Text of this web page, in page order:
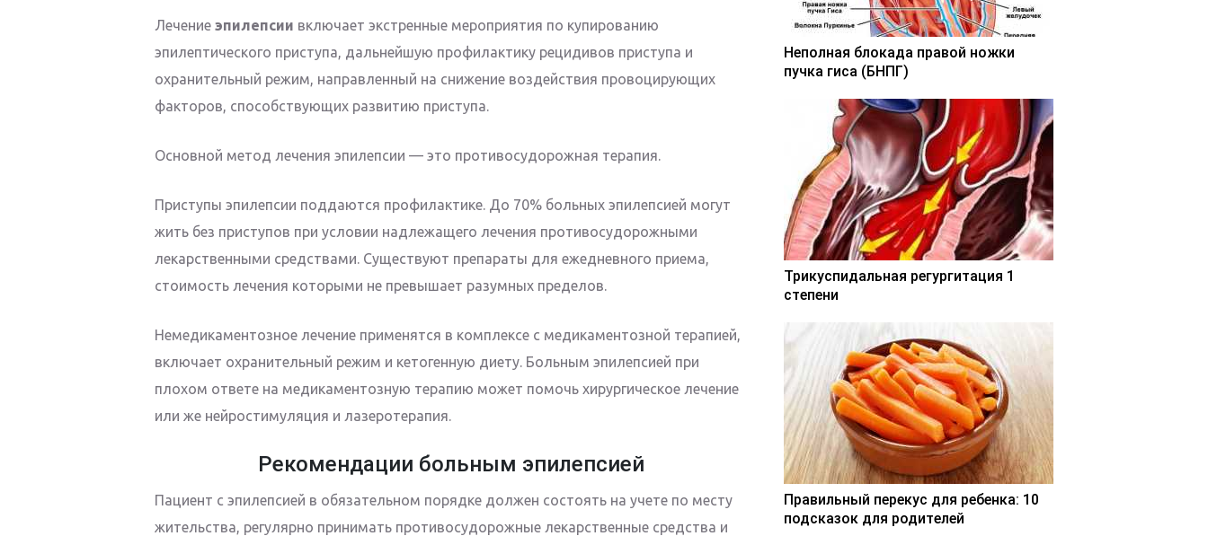
Лечение эпилепсии включает экстренные мероприятия по купированию
эпилептического приступа, дальнейшую профилактику рецидивов приступа и
охранительный режим, направленный на снижение воздействия провоцирующих
факторов, способствующих развитию приступа.
Основной метод лечения эпилепсии — это противосудорожная терапия.
Приступы эпилепсии поддаются профилактике. До 70% больных эпилепсией могут
жить без приступов при условии надлежащего лечения противосудорожными
лекарственными средствами. Существуют препараты для ежедневного приема,
стоимость лечения которыми не превышает разумных пределов.
Немедикаментозное лечение применятся в комплексе с медикаментозной терапией,
включает охранительный режим и кетогенную диету. Больным эпилепсией при
плохом ответе на медикаментозную терапию может помочь хирургическое лечение
или же нейростимуляция и лазеротерапия.
Рекомендации больным эпилепсией
Пациент с эпилепсией в обязательном порядке должен состоять на учете по месту
жительства, регулярно принимать противосудорожные лекарственные средства и
Неполная блокада правой ножки
пучка гиса (БНПГ)
Трикуспидальная регургитация 1
степени
Правильный перекус для ребенка: 10
подсказок для родителей